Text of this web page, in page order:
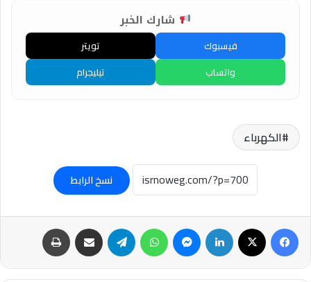
شارك الخبر
فيسبوك
تويتر
واتساب
تيليجرام
الكهرباء
نسخ الرابط
فيسبوك لينكدإن ماسنجر واتساب تيلقرام مشاركة عبر البريد